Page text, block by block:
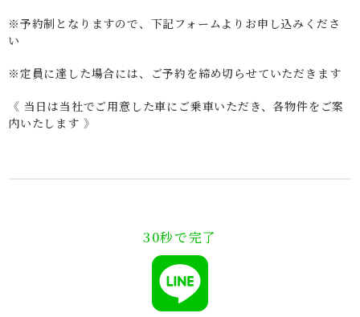
※予約制となりますので、下記フォームよりお申し込みくださ
い
※定員に達した場合には、ご予約を締め切らせていただきます
《 当日は当社でご用意した車にご乗車いただき、各物件をご案
内いたします 》
30秒で完了